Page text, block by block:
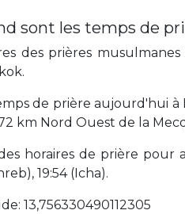
sont les temps de
des prières
de prière aujourd'hui à
km Nord Ouest de la
horaires de prière pour
19:54 (Icha).
13,756330490112305